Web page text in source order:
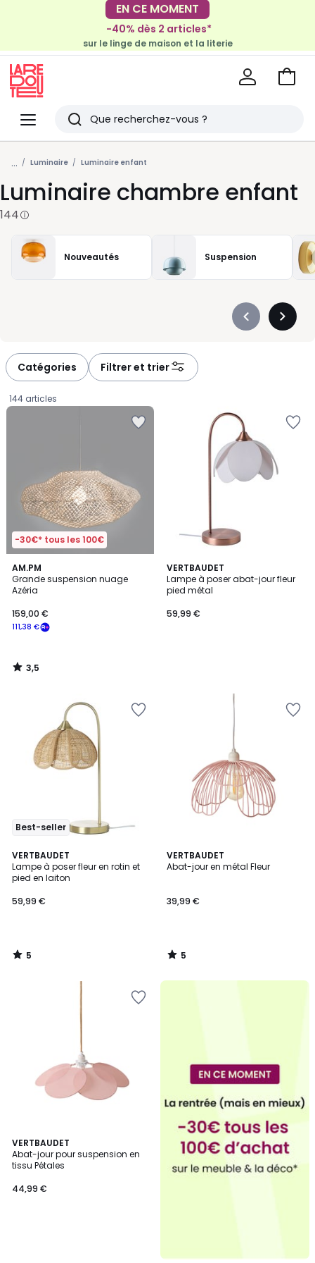
EN CE MOMENT
-30€ tous les 100€*
-40% dès 2 articles*
sur le linge de maison et la literie
Menu
Redoute
Rechercher
Derniers
articles
vus
Voir
... Luminaire Luminaire enfant
Luminaire chambre enfant
144
Nouveautés Suspension
Précédent
Catégories Filtrer et trier
144 articles
-30€* tous les 100€
AM.PM
Grande suspension nuage
Azéria
€
souscrivez
notre
programme
place
111,38
111,38 €
159,00 €
3,5
/ 5
3,5
/
VERTBAUDET
Lampe à poser abat-jour fleur
pied métal
59,99 €
Best-seller
VERTBAUDET
Lampe à poser fleur en rotin et
pied en laiton
59,99 €
5
/
5
5
/
VERTBAUDET
Abat-jour en métal Fleur
39,99 €
5
/
5
/
VERTBAUDET
Abat-jour pour suspension en
tissu Pétales
44,99 €